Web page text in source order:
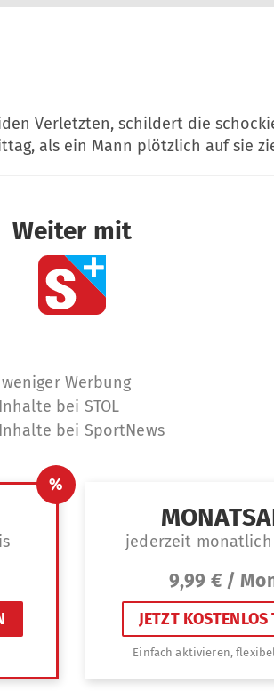
Verletzten, schildert die
als ein Mann plötzlich auf sie